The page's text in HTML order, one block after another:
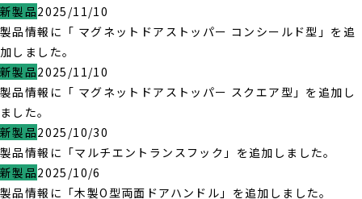
新製品2025/11/10
製品情報に「 マグネットドアストッパー コンシールド型」を追
加しました。
新製品2025/11/10
製品情報に「 マグネットドアストッパー スクエア型」を追加し
ました。
新製品2025/10/30
製品情報に「マルチエントランスフック」を追加しました。
新製品2025/10/6
製品情報に「木製O型両面ドアハンドル」を追加しました。